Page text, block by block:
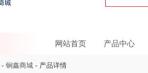
网站首页 产品中心
- 锏鑫商城 - 产品详情